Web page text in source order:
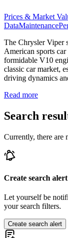
Prices & Market
DataMaintenance
The Chrysler Viper
American sports
formidable V10
classic car market,
driving dynamics
Read more
Search
Currently, there are
Create search alert
Let yourself be
your search filters.
Create search alert